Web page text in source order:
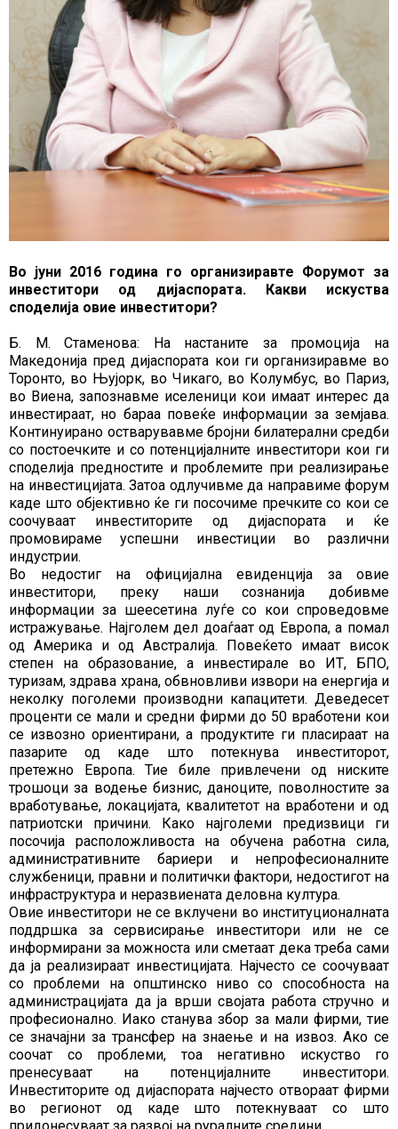
Во јуни 2016 година го организиравте Форумот за
инвеститори од дијаспората. Какви искуства
споделија овие инвеститори?
Б. М. Стаменова: На настаните за промоција на
Македонија пред дијаспората кои ги организиравме во
Торонто, во Њујорк, во Чикаго, во Колумбус, во Париз,
во Виена, запознавме иселеници кои имаат интерес да
инвестираат, но бараа повеќе информации за земјава.
Континуирано остварувавме бројни билатерални средби
со постоечките и со потенцијалните инвеститори кои ги
споделија предностите и проблемите при реализирање
на инвестицијата. Затоа одлучивме да направиме форум
каде што објективно ќе ги посочиме пречките со кои се
соочуваат инвеститорите од дијаспората и ќе
промовираме успешни инвестиции во различни
индустрии.
Во недостиг на официјална евиденција за овие
инвеститори, преку наши сознанија добивме
информации за шеесетина луѓе со кои спроведовме
истражување. Најголем дел доаѓаат од Европа, а помал
од Америка и од Австралија. Повеќето имаат висок
степен на образование, а инвестирале во ИТ, БПО,
туризам, здрава храна, обвновливи извори на енергија и
неколку поголеми производни капацитети. Деведесет
проценти се мали и средни фирми до 50 вработени кои
се извозно ориентирани, а продуктите ги пласираат на
пазарите од каде што потекнува инвеститорот,
претежно Европа. Тие биле привлечени од ниските
трошоци за водење бизнис, даноците, поволностите за
вработување, локацијата, квалитетот на вработени и од
патриотски причини. Како најголеми предизвици ги
посочија расположливоста на обучена работна сила,
административните бариери и непрофесионалните
службеници, правни и политички фактори, недостигот на
инфраструктура и неразвиената деловна култура.
Овие инвеститори не се вклучени во институционалната
поддршка за сервисирање инвеститори или не се
информирани за можноста или сметаат дека треба сами
да ја реализираат инвестицијата. Најчесто се соочуваат
со проблеми на општинско ниво со способноста на
администрацијата да ја врши својата работа стручно и
професионално. Иако станува збор за мали фирми, тие
се значајни за трансфер на знаење и на извоз. Ако се
соочат со проблеми, тоа негативно искуство го
пренесуваат на потенцијалните инвеститори.
Инвеститорите од дијаспората најчесто отвораат фирми
во регионот од каде што потекнуваат со што